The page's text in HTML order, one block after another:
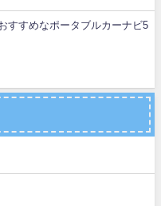
すすめなポータブルカーナビ5